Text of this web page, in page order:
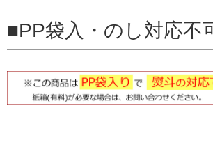
PP袋入・のし対応不